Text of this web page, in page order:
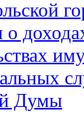
о
Думы